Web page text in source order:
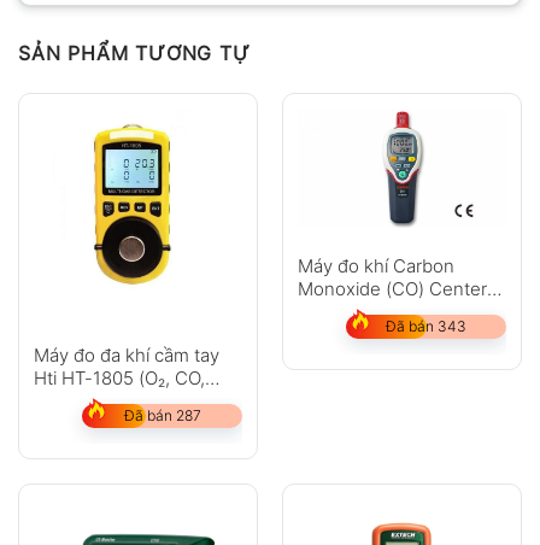
SẢN PHẨM TƯƠNG TỰ
Máy đo đa khí cầm tay
Hti HT-1805 (O₂, CO,
H₂S, LEL)
Đã bán 287
Máy đo khí Carbon
Monoxide (CO) Center
Đã bán 343